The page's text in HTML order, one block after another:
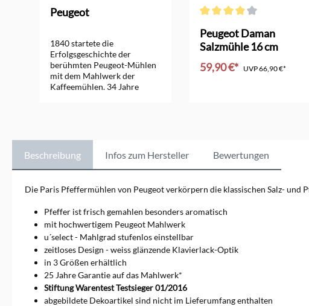
Peugeot
1840 startete die
Erfolgsgeschichte der
berühmten Peugeot-Mühlen
mit dem Mahlwerk der
Kaffeemühlen. 34 Jahre
gehören auch heute noch zu
den besten der Welt.
Peugeot Daman
Salzmühle 16 cm
59,90 €* UVP66,90 €*
Beschreibung Infos zum Hersteller Bewertungen
Die Paris Pfeffermühlen von Peugeot verkörpern die klassischen Salz- und
Pfeffer ist frisch gemahlen besonders aromatisch
mit hochwertigem Peugeot Mahlwerk
u´select - Mahlgrad stufenlos einstellbar
zeitloses Design - weiss glänzende Klavierlack-Optik
in 3 Größen erhältlich
25 Jahre Garantie auf das Mahlwerk*
Stiftung Warentest Testsieger 01/2016
abgebildete Dekoartikel sind nicht im Lieferumfang enthalten